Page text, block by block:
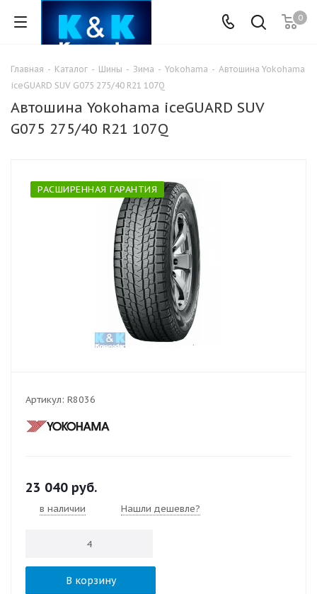
0
Главная - Каталог - Шины - Зима - Yokohama - Автошина Yokohama
iceGUARD SUV G075 275/40 R21 107Q
Автошина Yokohama iceGUARD SUV
G075 275/40 R21 107Q
РАСШИРЕННАЯ ГАРАНТИЯ
Артикул: R8036
23 040 руб.
в наличии Нашли дешевле?
В корзину